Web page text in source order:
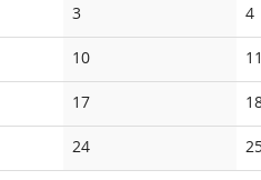
3Keine
Veranstaltungen
4
10Keine
Veranstaltungen
11
17Keine
Veranstaltungen
24Keine
Veranstaltungen